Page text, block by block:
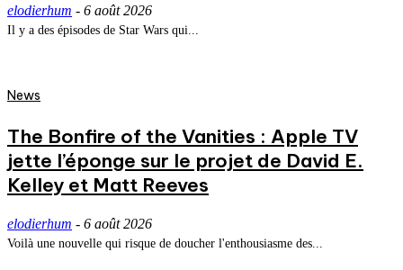
elodierhum - 6 août 2026
Il y a des épisodes de Star Wars qui...
News
The Bonfire of the Vanities : Apple TV
jette l’éponge sur le projet de David E.
Kelley et Matt Reeves
elodierhum - 6 août 2026
Voilà une nouvelle qui risque de doucher l'enthousiasme des...